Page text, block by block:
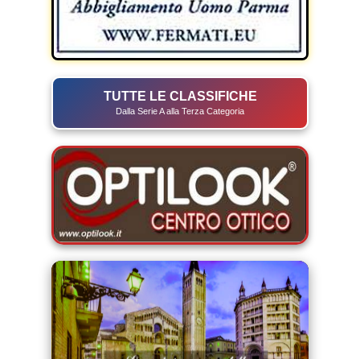
TUTTE LE CLASSIFICHE
Dalla Serie A alla Terza Categoria